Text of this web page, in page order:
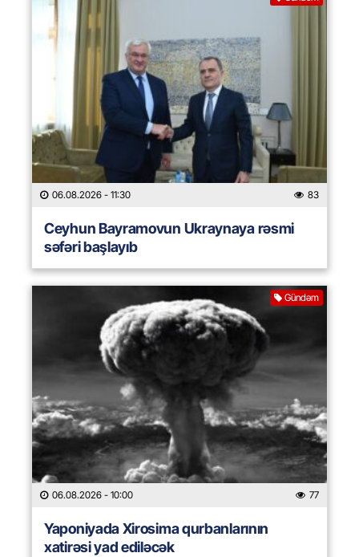
06.08.2026 - 11:30 83
Ceyhun Bayramovun Ukraynaya rəsmi
səfəri başlayıb
Gündəm
06.08.2026 - 10:00 77
Yaponiyada Xirosima qurbanlarının
xatirəsi yad ediləcək